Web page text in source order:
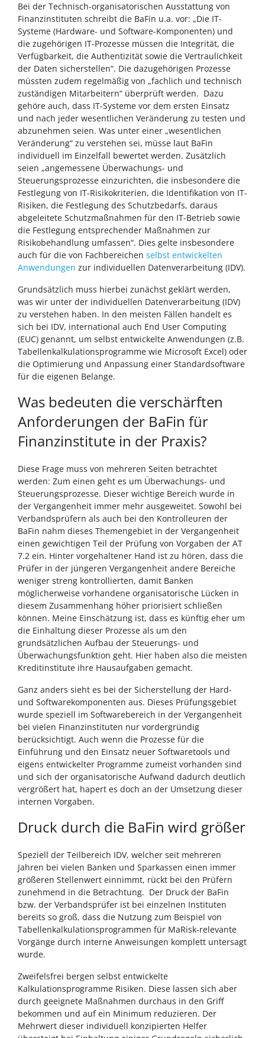
Bei der Technisch-organisatorischen Ausstattung von
Finanzinstituten schreibt die BaFin u.a. vor: „Die IT-
Systeme (Hardware- und Software-Komponenten) und
die zugehörigen IT-Prozesse müssen die Integrität, die
Verfügbarkeit, die Authentizität sowie die Vertraulichkeit
der Daten sicherstellen“. Die dazugehörigen Prozesse
müssten zudem regelmäßig von „fachlich und technisch
zuständigen Mitarbeitern“ überprüft werden. Dazu
gehöre auch, dass IT-Systeme vor dem ersten Einsatz
und nach jeder wesentlichen Veränderung zu testen und
abzunehmen seien. Was unter einer „wesentlichen
Veränderung“ zu verstehen sei, müsse laut BaFin
individuell im Einzelfall bewertet werden. Zusätzlich
seien „angemessene Überwachungs- und
Steuerungsprozesse einzurichten, die insbesondere die
Festlegung von IT-Risikokriterien, die Identifikation von IT-
Risiken, die Festlegung des Schutzbedarfs, daraus
abgeleitete Schutzmaßnahmen für den IT-Betrieb sowie
die Festlegung entsprechender Maßnahmen zur
Risikobehandlung umfassen“. Dies gelte insbesondere
auch für die von Fachbereichen selbst entwickelten
Anwendungen zur individuellen Datenverarbeitung (IDV).
Grundsätzlich muss hierbei zunächst geklärt werden,
was wir unter der individuellen Datenverarbeitung (IDV)
zu verstehen haben. In den meisten Fällen handelt es
sich bei IDV, international auch End User Computing
(EUC) genannt, um selbst entwickelte Anwendungen (z.B.
Tabellenkalkulationsprogramme wie Microsoft Excel) oder
die Optimierung und Anpassung einer Standardsoftware
für die eigenen Belange.
Was bedeuten die verschärften
Anforderungen der BaFin für
Finanzinstitute in der Praxis?
Diese Frage muss von mehreren Seiten betrachtet
werden: Zum einen geht es um Überwachungs- und
Steuerungsprozesse. Dieser wichtige Bereich wurde in
der Vergangenheit immer mehr ausgeweitet. Sowohl bei
Verbandsprüfern als auch bei den Kontrolleuren der
BaFin nahm dieses Themengebiet in der Vergangenheit
einen gewichtigen Teil der Prüfung von Vorgaben der AT
7.2 ein. Hinter vorgehaltener Hand ist zu hören, dass die
Prüfer in der jüngeren Vergangenheit andere Bereiche
weniger streng kontrollierten, damit Banken
möglicherweise vorhandene organisatorische Lücken in
diesem Zusammenhang höher priorisiert schließen
können. Meine Einschätzung ist, dass es künftig eher um
die Einhaltung dieser Prozesse als um den
grundsätzlichen Aufbau der Steuerungs- und
Überwachungsfunktion geht. Hier haben also die meisten
Kreditinstitute ihre Hausaufgaben gemacht.
Ganz anders sieht es bei der Sicherstellung der Hard-
und Softwarekomponenten aus. Dieses Prüfungsgebiet
wurde speziell im Softwarebereich in der Vergangenheit
bei vielen Finanzinstituten nur vordergründig
berücksichtigt. Auch wenn die Prozesse für die
Einführung und den Einsatz neuer Softwaretools und
eigens entwickelter Programme zumeist vorhanden sind
und sich der organisatorische Aufwand dadurch deutlich
vergrößert hat, hapert es doch an der Umsetzung dieser
internen Vorgaben.
Druck durch die BaFin wird größer
Speziell der Teilbereich IDV, welcher seit mehreren
Jahren bei vielen Banken und Sparkassen einen immer
größeren Stellenwert einnimmt, rückt bei den Prüfern
zunehmend in die Betrachtung. Der Druck der BaFin
bzw. der Verbandsprüfer ist bei einzelnen Instituten
bereits so groß, dass die Nutzung zum Beispiel von
Tabellenkalkulationsprogrammen für MaRisk-relevante
Vorgänge durch interne Anweisungen komplett untersagt
wurde.
Zweifelsfrei bergen selbst entwickelte
Kalkulationsprogramme Risiken. Diese lassen sich aber
durch geeignete Maßnahmen durchaus in den Griff
bekommen und auf ein Minimum reduzieren. Der
Mehrwert dieser individuell konzipierten Helfer